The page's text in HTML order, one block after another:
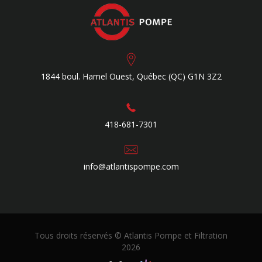
1844 boul. Hamel Ouest, Québec (QC) G1N 3Z2
418-681-7301
info@atlantispompe.com
Tous droits réservés © Atlantis Pompe et Filtration
2026